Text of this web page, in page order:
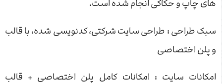
های چاپ و حکاکی انجام شده است.
سبک طراحی : طراحی سایت شرکتی، کدنویسی شده، با قالب
و پلن اختصاصی
امکانات سایت : امکانات کامل پلن اختصاصی + قالب